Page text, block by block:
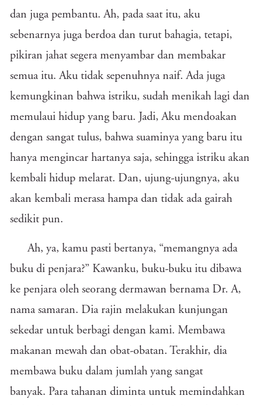
dan juga pembantu. Ah, pada saat itu, aku
sebenarnya juga berdoa dan turut bahagia, tetapi,
pikiran jahat segera menyambar dan membakar
semua itu. Aku tidak sepenuhnya naif. Ada juga
kemungkinan bahwa istriku, sudah menikah lagi dan
memulaui hidup yang baru. Jadi, Aku mendoakan
dengan sangat tulus, bahwa suaminya yang baru itu
hanya mengincar hartanya saja, sehingga istriku akan
kembali hidup melarat. Dan, ujung-ujungnya, aku
akan kembali merasa hampa dan tidak ada gairah
sedikit pun.
Ah, ya, kamu pasti bertanya, “memangnya ada
buku di penjara?” Kawanku, buku-buku itu dibawa
ke penjara oleh seorang dermawan bernama Dr. A,
nama samaran. Dia rajin melakukan kunjungan
sekedar untuk berbagi dengan kami. Membawa
makanan mewah dan obat-obatan. Terakhir, dia
membawa buku dalam jumlah yang sangat
banyak. Para tahanan diminta untuk memindahkan